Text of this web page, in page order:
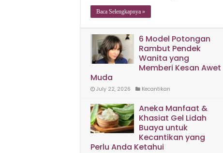
Baca Selengkapnya »
6 Model Potongan
Rambut Pendek
Wanita yang
Memberi Kesan Awet
Muda
July 22, 2026 Kecantikan
Aneka Manfaat &
Khasiat Gel Lidah
Buaya untuk
Kecantikan yang
Perlu Anda Ketahui